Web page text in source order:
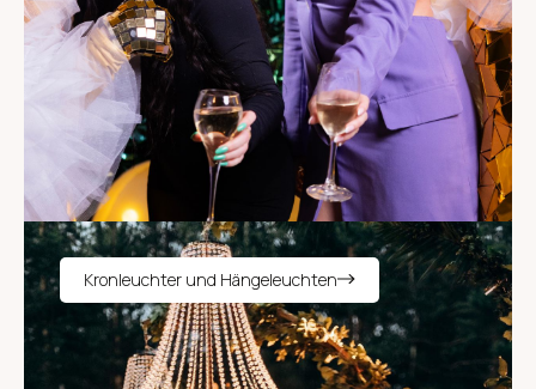
Kronleuchter und Hängeleuchten